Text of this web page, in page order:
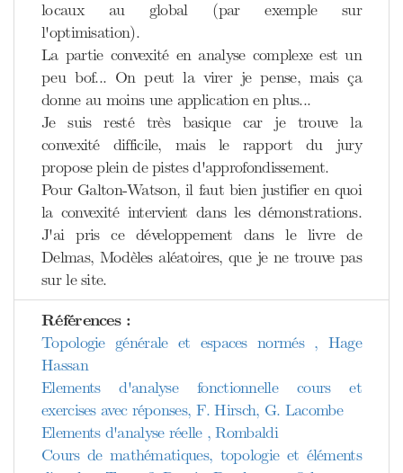
locaux au global (par exemple sur
l'optimisation).
La partie convexité en analyse complexe est un
peu bof... On peut la virer je pense, mais ça
donne au moins une application en plus...
Je suis resté très basique car je trouve la
convexité difficile, mais le rapport du jury
propose plein de pistes d'approfondissement.
Pour Galton-Watson, il faut bien justifier en quoi
la convexité intervient dans les démonstrations.
J'ai pris ce développement dans le livre de
Delmas, Modèles aléatoires, que je ne trouve pas
sur le site.
Références :
Topologie générale et espaces normés , Hage
Hassan
Elements d'analyse fonctionnelle cours et
exercises avec réponses, F. Hirsch, G. Lacombe
Elements d'analyse réelle , Rombaldi
Cours de mathématiques, topologie et éléments